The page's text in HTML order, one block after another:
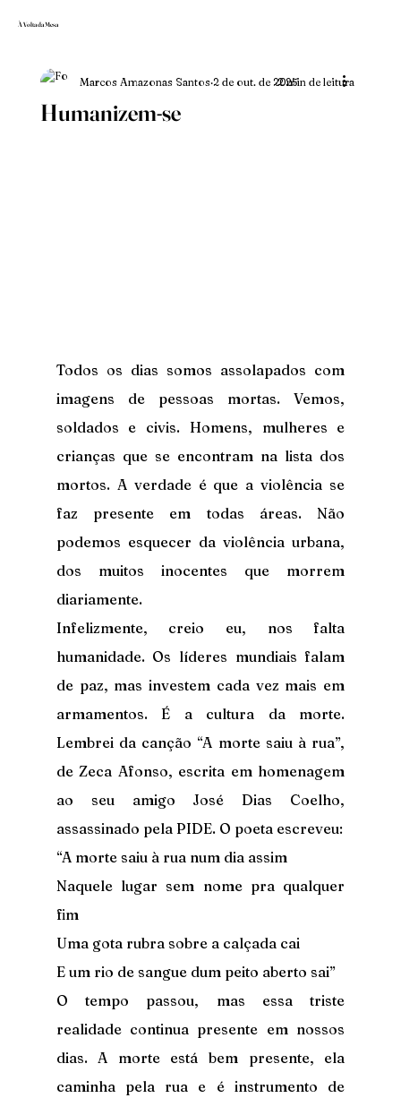
À Volta da Mesa
Humanizem-se
Marcos Amazonas Santos 2 de out. de 20252 min de leitura
Todos os dias somos assolapados com
imagens de pessoas mortas. Vemos,
soldados e civis. Homens, mulheres e
crianças que se encontram na lista dos
mortos. A verdade é que a violência se
faz presente em todas áreas. Não
podemos esquecer da violência urbana,
dos muitos inocentes que morrem
diariamente.
Infelizmente, creio eu, nos falta
humanidade. Os líderes mundiais falam
de paz, mas investem cada vez mais em
armamentos. É a cultura da morte.
Lembrei da canção “A morte saiu à rua”,
de Zeca Afonso, escrita em homenagem
ao seu amigo José Dias Coelho,
assassinado pela PIDE. O poeta escreveu:
“A morte saiu à rua num dia assim
Naquele lugar sem nome pra qualquer
fim
Uma gota rubra sobre a calçada cai
E um rio de sangue dum peito aberto sai”
O tempo passou, mas essa triste
realidade continua presente em nossos
dias. A morte está bem presente, ela
caminha pela rua e é instrumento de